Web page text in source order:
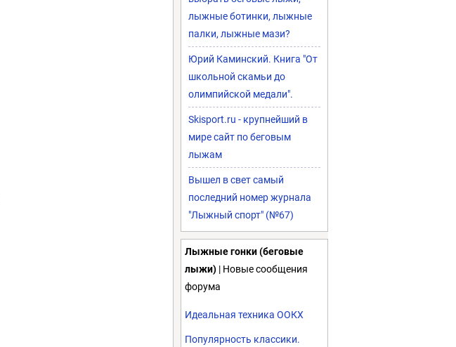
лыжные ботинки, лыжные
палки, лыжные мази?
Юрий Каминский. Книга "От
школьной скамьи до
олимпийской медали".
Skisport.ru - крупнейший в
мире сайт по беговым
лыжам
Вышел в свет самый
последний номер журнала
"Лыжный спорт" (№67)
Лыжные гонки (беговые
лыжи) | Новые сообщения
форума
Идеальная техника ООКХ
Популярность классики.